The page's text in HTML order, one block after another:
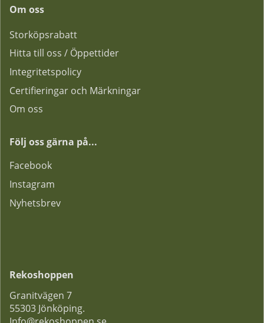
Om oss
Storköpsrabatt
Hitta till oss / Öppettider
Integritetspolicy
Certifieringar och Märkningar
Om oss
Följ oss gärna på...
Facebook
Instagram
Nyhetsbrev
Rekoshoppen
Granitvägen 7
55303 Jönköping.